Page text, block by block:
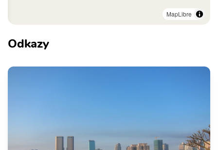
MapLibre
Odkazy